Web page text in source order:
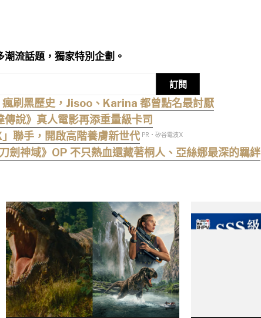
流話題，獨家特別企劃。
訂閱
刷黑歷史，Jisoo、Karina 都曾點名最討厭
說》真人電影再添重量級卡司
聯手，開啟高階養膚新世代 PR・矽谷電波X
神域》OP 不只熱血還藏著桐人、亞絲娜最深的羈絆